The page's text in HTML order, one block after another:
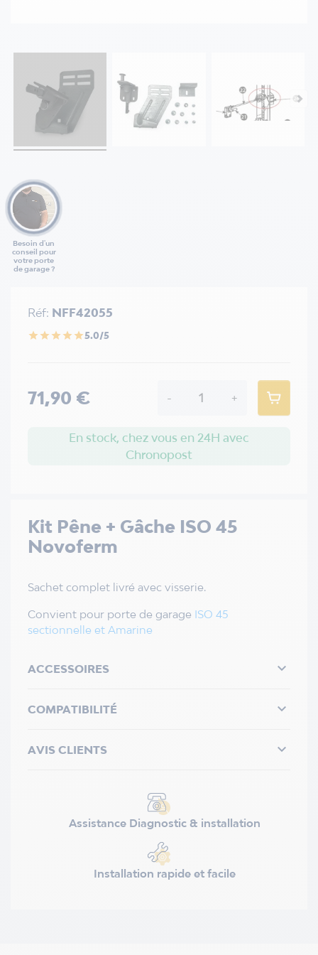
Besoin d'un
conseil pour
votre porte
de garage ?
Kit Pêne + Gâche ISO 45
Novoferm
Sachet complet livré avec visserie.
Convient pour porte de garage ISO 45
sectionnelle et Amarine
ACCESSOIRES 
COMPATIBILITÉ 
AVIS CLIENTS 
Assistance Diagnostic & installation
Installation rapide et facile
Réf: NFF42055
star star star star star5.0/5
71,90 € - +
En stock, chez vous en 24H avec
Chronopost